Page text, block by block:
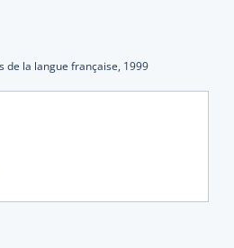
de la langue française, 1999